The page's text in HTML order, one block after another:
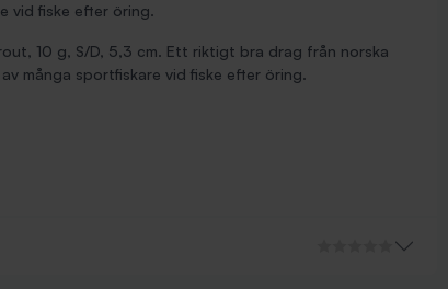
vid fiske efter öring.
10 g, S/D, 5,3 cm. Ett riktigt bra drag från norska
många sportfiskare vid fiske efter öring.